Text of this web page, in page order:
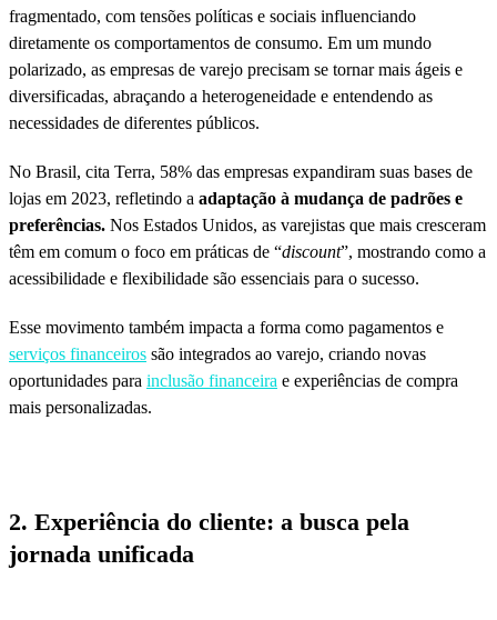
fragmentado, com tensões políticas e sociais influenciando
diretamente os comportamentos de consumo. Em um mundo
polarizado, as empresas de varejo precisam se tornar mais ágeis e
diversificadas, abraçando a heterogeneidade e entendendo as
necessidades de diferentes públicos.
No Brasil, cita Terra, 58% das empresas expandiram suas bases de
lojas em 2023, refletindo a adaptação à mudança de padrões e
preferências. Nos Estados Unidos, as varejistas que mais cresceram
têm em comum o foco em práticas de “discount”, mostrando como a
acessibilidade e flexibilidade são essenciais para o sucesso.
Esse movimento também impacta a forma como pagamentos e
serviços financeiros são integrados ao varejo, criando novas
oportunidades para inclusão financeira e experiências de compra
mais personalizadas.
2. Experiência do cliente: a busca pela
jornada unificada